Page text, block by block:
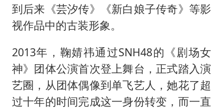
到后来《芸汐传》《新白娘子传奇》等影
视作品中的古装形象。
2013年，鞠婧祎通过SNH48的《剧场女
神》团体公演首次登上舞台，正式踏入演
艺圈，从团体偶像到单飞艺人，她花了超
过十年的时间完成这一身份转变，而一直